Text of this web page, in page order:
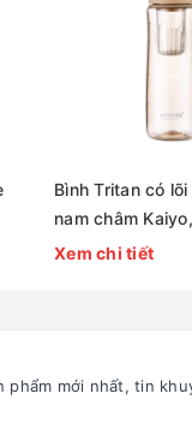
Bình Tritan có
nam châm
nâu [mã KTB-
Xem chi tiết
phẩm mới nhất, tin